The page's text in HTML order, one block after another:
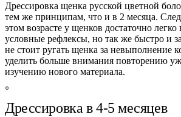
Дрессировка щенка русской цветной
тем же принципам, что и в 2 месяца.
этом возрасте у щенков достаточно
условные рефлексы, но так же быстро и
не стоит ругать щенка за невыполнение
уделить больше внимания повторению
изучению нового материала.
Дрессировка в 4‑5 месяцев